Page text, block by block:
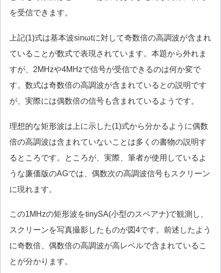
を受信できます。
上記(1)式は基本波sinωtに対して奇数倍の高調波が含まれ
ていることが数式で表現されています。本題から外れま
すが、2MHzや4MHzで信号が受信できるのは何か変で
す。数式は奇数倍の高調波が含まれているとの説明です
が、実際には偶数倍の信号も含まれているようです。
理想的な矩形波は上に示した(1)式から分かるように偶数
倍の高調波は含まれていないことは多くの書物の説明す
るところです。ところが、実際、筆者が使用しているよ
うな廉価版のAGでは、偶数次の高調波信号もスクリーン
に現れます。
この1MHzの矩形波をtinySA(小型のスペアナ)で観測し、
スクリーンを写真撮影したものが図4です。前述したよう
に奇数倍、偶数倍の高調波が高レベルで含まれているこ
とが分かります。